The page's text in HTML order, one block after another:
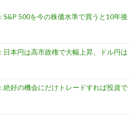
500を今の株価水準で買うと10年後
日本円は高市政権で大幅上昇、ドル円は
絶好の機会にだけトレードすれば投資で